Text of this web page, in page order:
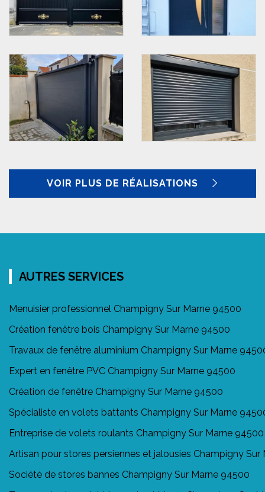
VOIR PLUS DE RÉALISATIONS
AUTRES SERVICES
Menuisier professionnel Champigny Sur Marne 94500
Création fenêtre bois Champigny Sur Marne 94500
Travaux de fenêtre aluminium Champigny Sur Marne
Expert en fenêtre PVC Champigny Sur Marne 94500
Création de fenêtre Champigny Sur Marne 94500
Spécialiste en volets battants Champigny Sur Marne
Entreprise de volets roulants Champigny Sur Marne 94500
Artisan pour stores persiennes et jalousies Champigny Sur
Société de stores bannes Champigny Sur Marne 94500